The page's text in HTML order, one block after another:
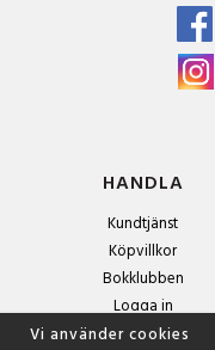
HANDLA
Kundtjänst
Köpvillkor
Bokklubben
Logga in
Vi använder cookies